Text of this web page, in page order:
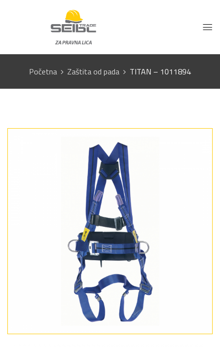
Početna Zaštita od pada TITAN – 1011894